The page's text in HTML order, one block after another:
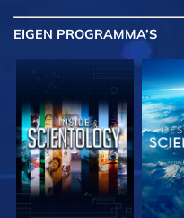
EIGEN PROGRAMMA’S